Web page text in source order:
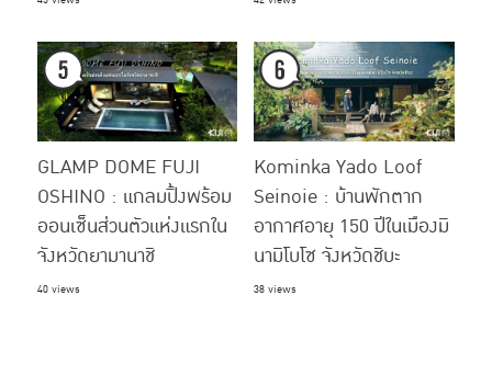
GLAMP DOME FUJI
OSHINO : แกลมปิ้งพร้อม
ออนเซ็นส่วนตัวแห่งแรกใน
จังหวัดยามานาชิ
40 views
Kominka Yado Loof
Seinoie : บ้านพักตาก
อากาศอายุ 150 ปีในเมืองมิ
นามิโบโซ จังหวัดชิบะ
38 views